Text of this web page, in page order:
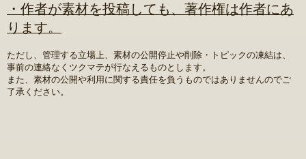
・作者が素材を投稿しても、著作権は作者にあ
ります。
ただし、管理する立場上、素材の公開停止や削除・トピックの凍結は、
事前の連絡なくツクマテが行なえるものとします。
また、素材の公開や利用に関する責任を負うものではありませんのでご
了承ください。